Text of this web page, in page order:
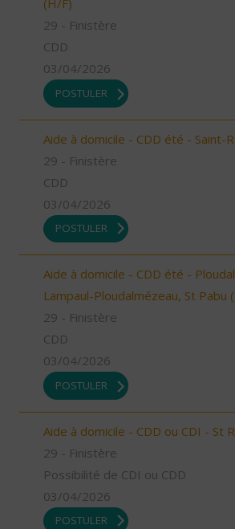
(H/F)
29 - Finistère
CDD
03/04/2026
POSTULER
Aide à domicile - CDD été - Saint-
29 - Finistère
CDD
03/04/2026
POSTULER
Aide à domicile - CDD été -
Lampaul-Ploudalmézeau, St Pabu
29 - Finistère
CDD
03/04/2026
POSTULER
Aide à domicile - CDD ou CDI - St
29 - Finistère
Possibilité de CDI ou CDD
03/04/2026
POSTULER